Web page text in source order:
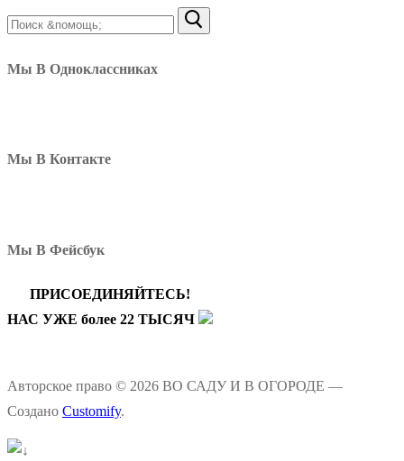
Найти:
Мы В Одноклассниках
Мы В Контакте
Мы В Фейсбук
ПРИСОЕДИНЯЙТЕСЬ!
НАС УЖЕ более 22 ТЫСЯЧ
Авторское право © 2026 ВО САДУ И В ОГОРОДЕ —
Создано Customify.